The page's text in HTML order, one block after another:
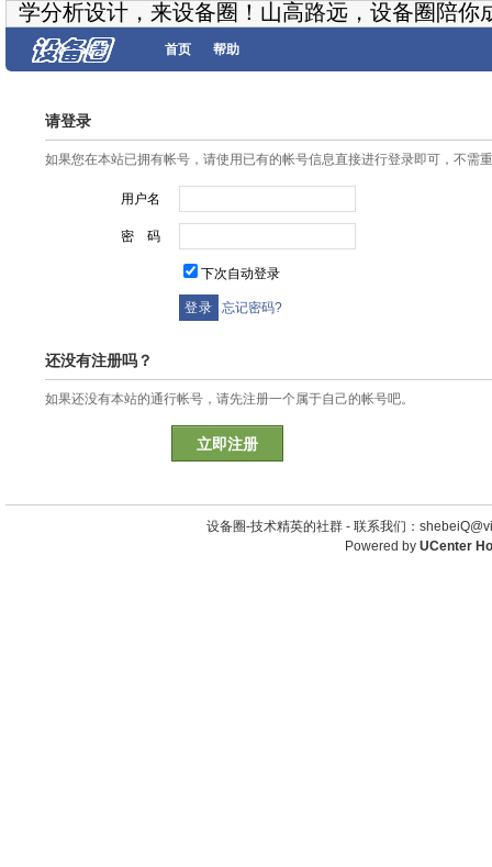
学分析设计，来设备圈！山高路远，设备圈陪你
首页 帮助
请登录
如果您在本站已拥有帐号，请使用已有的帐号信息直接进行登录即可，不需
用户名
密 码
下次自动登录
忘记密码?
还没有注册吗？
如果还没有本站的通行帐号，请先注册一个属于自己的帐号吧。
立即注册
设备圈-技术精英的社群 - 联系我们：
Powered by UCenter